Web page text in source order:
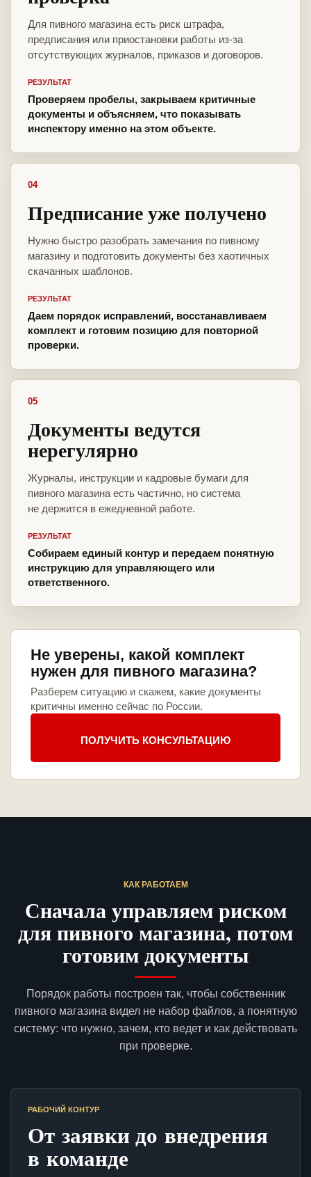
Для пивного магазина есть риск штрафа,
предписания или приостановки работы из-за
отсутствующих журналов, приказов и договоров.
РЕЗУЛЬТАТ
Проверяем пробелы, закрываем критичные
документы и объясняем, что показывать
инспектору именно на этом объекте.
04
Предписание уже получено
Нужно быстро разобрать замечания по пивному
магазину и подготовить документы без хаотичных
скачанных шаблонов.
РЕЗУЛЬТАТ
Даем порядок исправлений, восстанавливаем
комплект и готовим позицию для повторной
проверки.
05
Документы ведутся
нерегулярно
Журналы, инструкции и кадровые бумаги для
пивного магазина есть частично, но система
не держится в ежедневной работе.
РЕЗУЛЬТАТ
Собираем единый контур и передаем понятную
инструкцию для управляющего или
ответственного.
Не уверены, какой комплект
нужен для пивного магазина?
Разберем ситуацию и скажем, какие документы
критичны именно сейчас по России.
ПОЛУЧИТЬ КОНСУЛЬТАЦИЮ
КАК РАБОТАЕМ
Сначала управляем риском
для пивного магазина, потом
готовим документы
Порядок работы построен так, чтобы собственник
пивного магазина видел не набор файлов, а понятную
систему: что нужно, зачем, кто ведет и как действовать
при проверке.
РАБОЧИЙ КОНТУР
От заявки до внедрения
в команде